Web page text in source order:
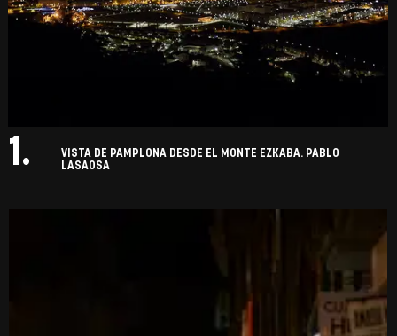
1.
VISTA DE PAMPLONA DESDE EL MONTE EZKABA. PABLO
LASAOSA